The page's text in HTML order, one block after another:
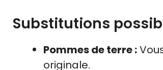
Substitutions
Pommes de terre :
originale.